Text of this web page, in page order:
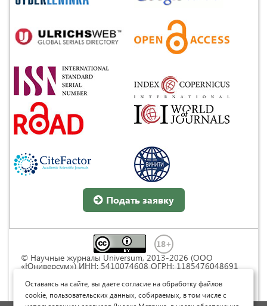
Подать заявку
© Научные журналы Universum, 2013-2026 (ООО
«Юниверсум») ИНН: 5410074608 ОГРН: 1185476048691
Commons « Attribution» («Атрибуция») 4.0
Непортированная
Оставаясь на сайте, вы даете согласие на обработку файлов
cookie, пользовательских данных, собираемых, в том числе с